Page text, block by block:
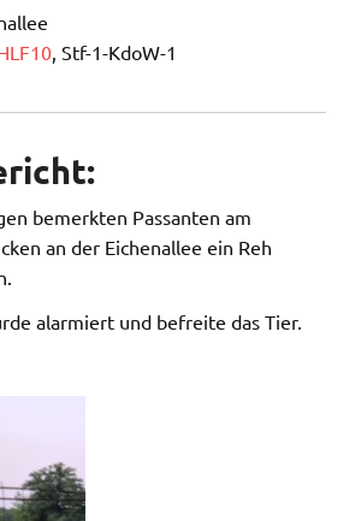
, Stf-1-KdoW-1
bemerkten Passanten am
an der Eichenallee ein Reh
alarmiert und befreite das Tier.